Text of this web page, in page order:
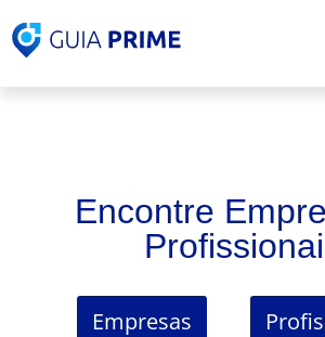
Encontre
Empresas